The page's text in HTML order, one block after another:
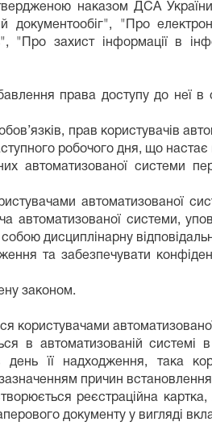
наказом ДСА
документообіг", "Про
захист інформації в
права доступу до неї в
прав користувачів
робочого дня, що настає
автоматизованої системи
автоматизованої
автоматизованої системи,
дисциплінарну
та забезпечувати
законом.
користувачами
в автоматизованій системі
день її надходження, така
причин встановлення
реєстраційна
документу у вигляді